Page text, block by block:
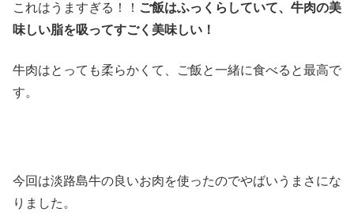
これはうますぎる！！ ご飯はふっくらしていて、牛肉の美
味しい脂を吸ってすごく美味しい！
牛肉はとっても柔らかくて、ご飯と一緒に食べると最高で
す。
今回は淡路島牛の良いお肉を使ったのでやばいうまさにな
りました。